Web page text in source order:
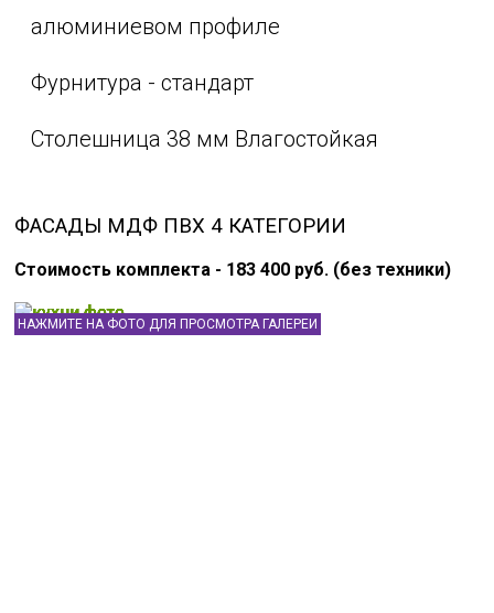
алюминиевом профиле
Фурнитура - стандарт
Столешница 38 мм Влагостойкая
ФАСАДЫ МДФ ПВХ 4 КАТЕГОРИИ
Стоимость комплекта - 183 400 руб. (без техники)
НАЖМИТЕ НА ФОТО ДЛЯ ПРОСМОТРА ГАЛЕРЕИ